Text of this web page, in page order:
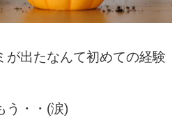
が出たなんて初めての経験
・・(涙)